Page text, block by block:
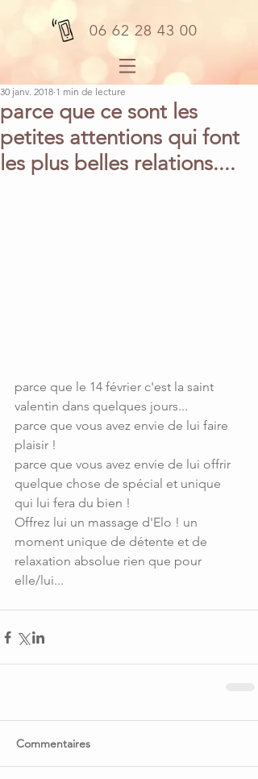
06 62 28 43 00
parce que ce sont les
petites attentions qui font
les plus belles relations....
30 janv. 2018 1 min de lecture
parce que le 14 février c'est la saint
valentin dans quelques jours...
parce que vous avez envie de lui faire
plaisir !
parce que vous avez envie de lui offrir
quelque chose de spécial et unique
qui lui fera du bien !
Offrez lui un massage d'Elo ! un
moment unique de détente et de
relaxation absolue rien que pour
elle/lui...
Commentaires